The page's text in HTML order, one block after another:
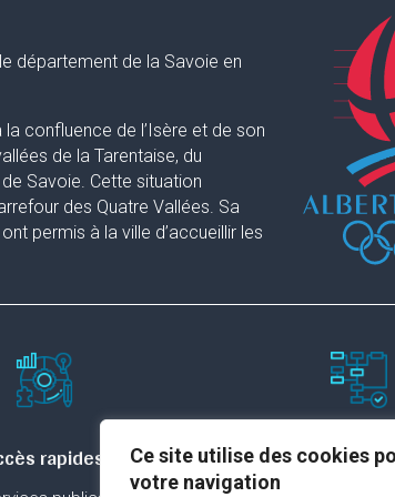
Ce site utilise des cookies
votre navigation
département de la Savoie en
confluence de l’Isère et de son
de la Tarentaise, du
Savoie. Cette situation
des Quatre Vallées. Sa
permis à la ville d’accueillir les
rapides Paramètres